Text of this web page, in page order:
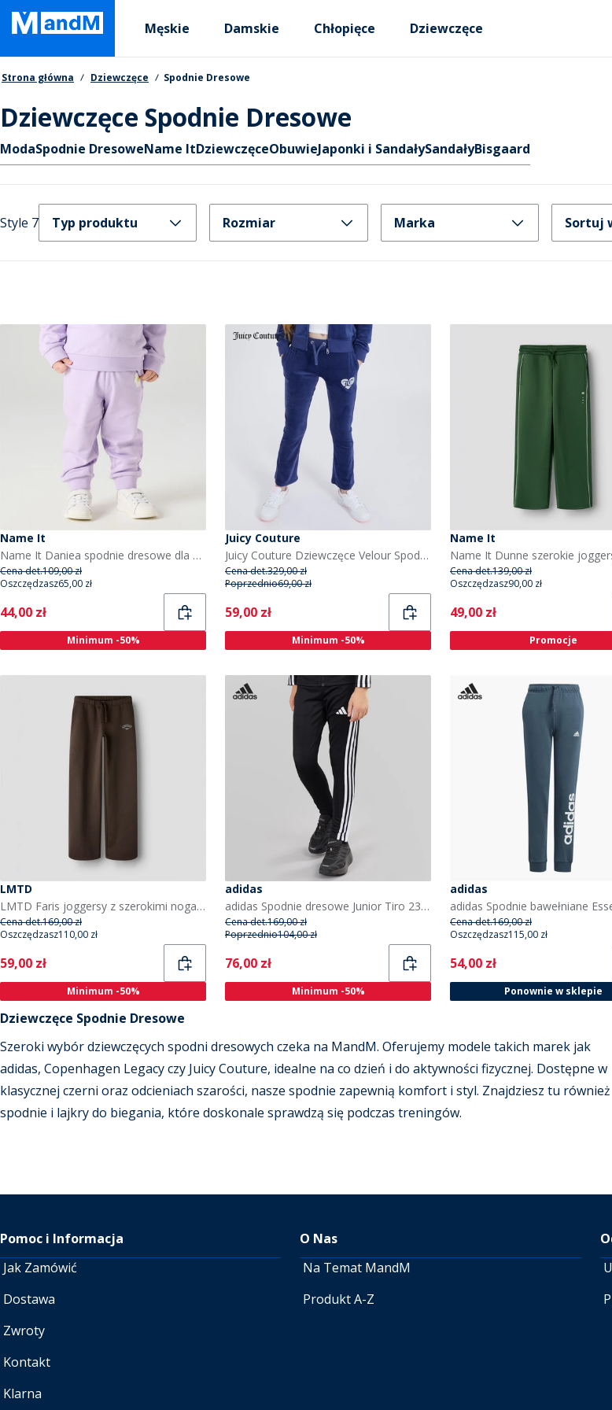
Skip
main
content
Primary departments
Męskie Damskie Chłopięce Dziewczęce
Nawigacja okruszkowa
Strona główna Dziewczęce Spodnie Dresowe
Dziewczęce Spodnie Dresowe
Skróty
ModaSpodnie DresoweName ItDziewczęceObuwieJaponki i SandałySandałyBisgaard
Style 7 Typ produktu Rozmiar Marka Sortuj
Name It
Name It Daniea spodnie dresowe dla dziewczynki kolor Lavendula
Cena det.109,00 zł
Oszczędzasz65,00 zł
Current
44,00 zł
Minimum -50%
Juicy Couture
Juicy Couture Dziewczęce Velour Spodnie Dresowe Niebieski
Cena det.329,00 zł
Poprzednio69,00 zł
Current
59,00 zł
Minimum -50%
Name It
Cena det.139,00 zł
Oszczędzasz90,00 zł
Current
49,00 zł
Promocje
LMTD
LMTD Faris joggersy z szerokimi nogawkami dla dziewczynki kolor Chocolate Brown
Cena det.169,00 zł
Oszczędzasz110,00 zł
Current
59,00 zł
Minimum -50%
adidas
adidas Spodnie dresowe Junior Tiro 23 League dla juniorów kolor Czarny
Cena det.169,00 zł
Poprzednio104,00 zł
Current
76,00 zł
Minimum -50%
adidas
Cena det.169,00 zł
Oszczędzasz115,00 zł
Current
54,00 zł
Ponownie w sklepie
Dziewczęce Spodnie Dresowe
Szeroki wybór dziewczęcych spodni dresowych czeka na MandM. Oferujemy modele takich marek jak
adidas, Copenhagen Legacy czy Juicy Couture, idealne na co dzień i do aktywności fizycznej. Dostępne w
klasycznej czerni oraz odcieniach szarości, nasze spodnie zapewnią komfort i styl. Znajdziesz tu również
spodnie i lajkry do biegania, które doskonale sprawdzą się podczas treningów.
Pomoc i Informacja
Jak Zamówić
Dostawa
Zwroty
Kontakt
Klarna
O Nas
Na Temat MandM
Produkt A-Z